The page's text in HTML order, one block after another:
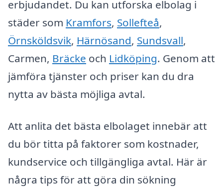
erbjudandet. Du kan utforska elbolag i
städer som Kramfors, Sollefteå,
Örnsköldsvik, Härnösand, Sundsvall,
Carmen, Bräcke och Lidköping. Genom att
jämföra tjänster och priser kan du dra
nytta av bästa möjliga avtal.
Att anlita det bästa elbolaget innebär att
du bör titta på faktorer som kostnader,
kundservice och tillgängliga avtal. Här är
några tips för att göra din sökning